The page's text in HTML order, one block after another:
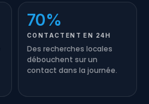
70%
CONTACTENT EN 24H
Des recherches locales
débouchent sur un
contact dans la journée.